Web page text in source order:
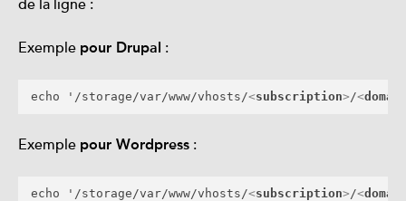
de la ligne :
Exemple pour Drupal :
echo '/storage/var/www/vhosts/<subscription> /<
Exemple pour Wordpress :
echo '/storage/var/www/vhosts/<subscription> /<